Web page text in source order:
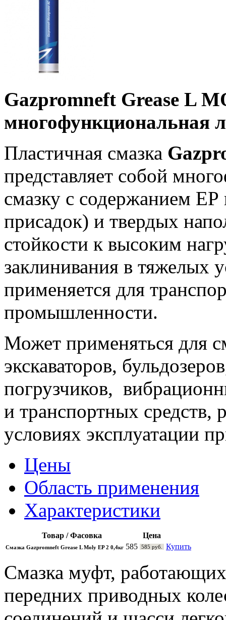
Gazpromneft Grease L
многофункциональная
Пластичная смазка
представляет собой
смазку с содержанием
присадок) и твердых
стойкости к высоким
заклинивания в тяжелых
применяется для
промышленности.
Может применяться для
экскаваторов,
погрузчиков,
и транспортных
условиях эксплуатации
Цены
Область применения
Характеристики
Товар / Фасовка Цена
Смазка Gazpromneft Grease L Moly EP 2 0,4кг 585 585 руб. Купить
Смазка муфт,
передних приводных